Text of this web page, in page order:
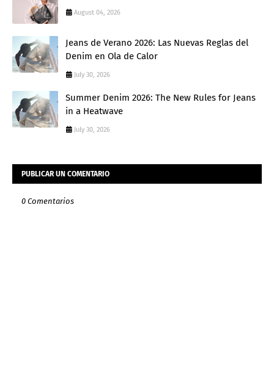
August 04, 2026
Jeans de Verano 2026: Las Nuevas Reglas del
Denim en Ola de Calor
July 30, 2026
Summer Denim 2026: The New Rules for Jeans
in a Heatwave
July 30, 2026
PUBLICAR UN COMENTARIO
0 Comentarios